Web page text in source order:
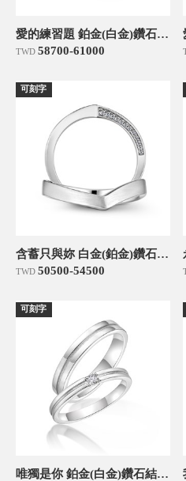
愛的練習題 鉑金(白金)鑽石結婚對戒
TWD 58700-61000
可刻字
含蓄只與妳 白金(鉑金)鑽石結婚對戒
TWD 50500-54500
可刻字
唯獨是你 鉑金(白金)鑽石結婚對戒